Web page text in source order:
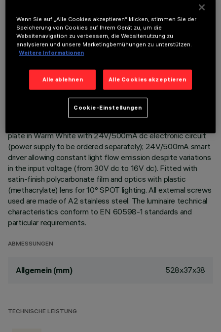
BESCHREIBUNG
Direct light luminaire, designed to use monochrome LED
supports for installation (to be ordered separately). Extruded
aluminium body, with zamak die-cast end caps complete with
silicone gaskets. Coated with liquid acrylic paint with a high
level of weather and UV ray resistance. The top of the
optical assembly is closed by a 3 mm thick transparent glass
plate in Warm White with 24V/500mA dc electronic circuit
(power supply to be ordered separately); 24V/500mA smart
driver allowing constant light flow emission despite variations
in the input voltage (from 30V dc to 16V dc). Fitted with
satin-finish polycarbonate film and optics with plastic
(methacrylate) lens for 10° SPOT lighting. All external screws
used are made of A2 stainless steel. The luminaire technical
characteristics conform to EN 60598-1 standards and
particular requirements.
ABMESSUNGEN
Allgemein (mm) 528x37x38
TECHNISCHE LEISTUNG
Wenn Sie auf „Alle Cookies akzeptieren“ klicken, stimmen Sie der
Speicherung von Cookies auf Ihrem Gerät zu, um die
Websitenavigation zu verbessern, die Websitenutzung zu
analysieren und unsere Marketingbemühungen zu unterstützen.
Weitere Informationen
Alle ablehnen Alle Cookies akzeptieren
Cookie-Einstellungen